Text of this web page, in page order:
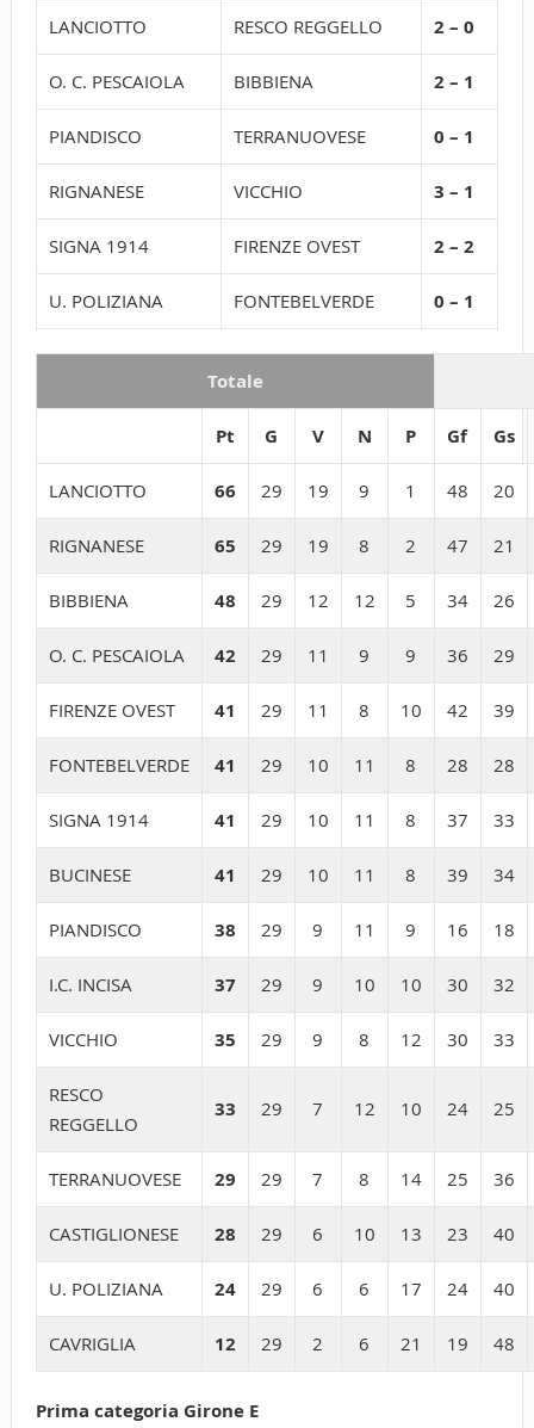
LANCIOTTO RESCO REGGELLO 2 – 0
O. C. PESCAIOLA BIBBIENA 2 – 1
PIANDISCO TERRANUOVESE 0 – 1
RIGNANESE VICCHIO 3 – 1
SIGNA 1914 FIRENZE OVEST 2 – 2
U. POLIZIANA FONTEBELVERDE 0 – 1
Totale
Pt G V N P Gf Gs
LANCIOTTO 66 29 19 9 1 48 20
RIGNANESE 65 29 19 8 2 47 21
BIBBIENA 48 29 12 12 5 34 26
O. C. PESCAIOLA 42 29 11 9 9 36 29
FIRENZE OVEST 41 29 11 8 10 42 39
FONTEBELVERDE 41 29 10 11 8 28 28
SIGNA 1914 41 29 10 11 8 37 33
BUCINESE 41 29 10 11 8 39 34
PIANDISCO 38 29 9 11 9 16 18
I.C. INCISA 37 29 9 10 10 30 32
VICCHIO 35 29 9 8 12 30 33
RESCO
REGGELLO
33 29 7 12 10 24 25
TERRANUOVESE 29 29 7 8 14 25 36
CASTIGLIONESE 28 29 6 10 13 23 40
U. POLIZIANA 24 29 6 6 17 24 40
CAVRIGLIA 12 29 2 6 21 19 48
Prima categoria Girone E